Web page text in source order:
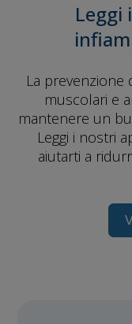
Leggi
La prevenzione
muscolari e
mantenere un
Leggi i nostri
aiutarti a